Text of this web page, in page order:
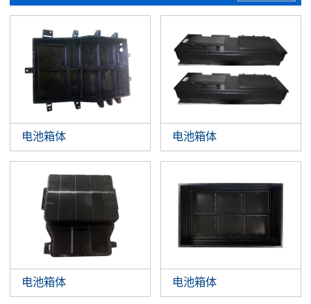
电池箱体 电池箱体
电池箱体 电池箱体